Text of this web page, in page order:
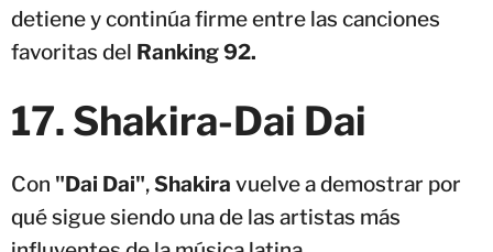
detiene y continúa firme entre las canciones
favoritas del Ranking 92.
17. Shakira-Dai Dai
Con "Dai Dai",Shakira vuelve a demostrar por
qué sigue siendo una de las artistas más